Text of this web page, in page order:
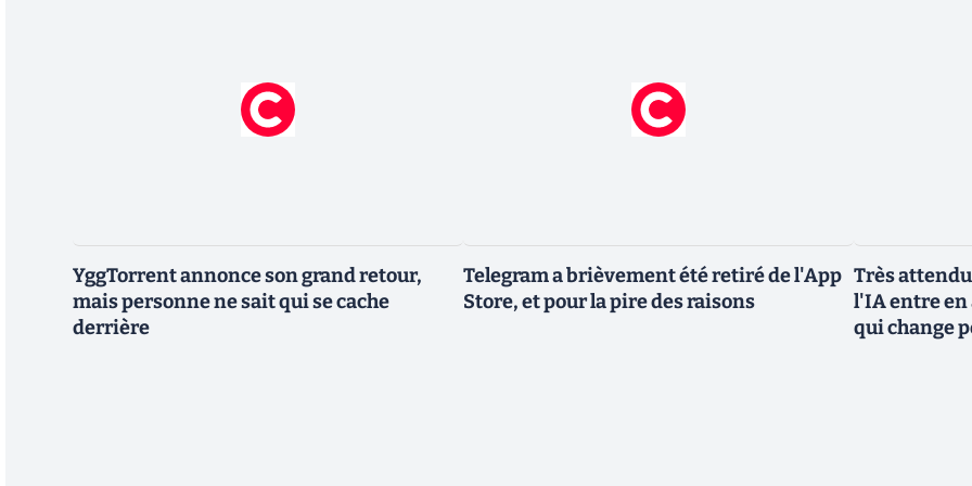
YggTorrent annonce son grand retour,
mais personne ne sait qui se cache
derrière
Telegram a brièvement été retiré de l'App
Store, et pour la pire des raisons
Très
l'IA entre en
qui change